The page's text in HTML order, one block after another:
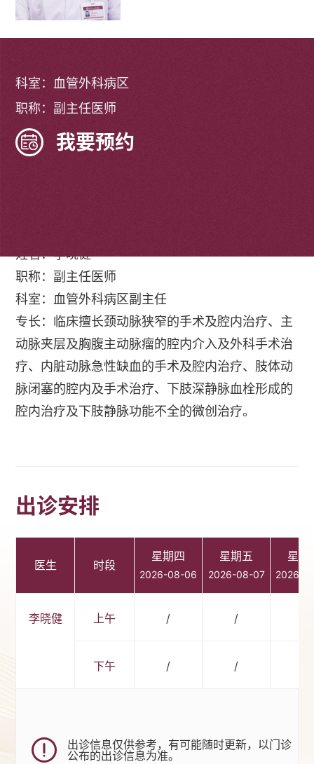
科室：血管外科病区
职称：副主任医师
我要预约
姓名：李晓健
职称：副主任医师
科室：血管外科病区副主任
专长：临床擅长颈动脉狭窄的手术及腔内治疗、主
动脉夹层及胸腹主动脉瘤的腔内介入及外科手术治
疗、内脏动脉急性缺血的手术及腔内治疗、肢体动
脉闭塞的腔内及手术治疗、下肢深静脉血栓形成的
腔内治疗及下肢静脉功能不全的微创治疗。
出诊安排
医生 时段
星期四
2026-08-06
星期五
2026-08-07
星期
2026-
李晓健 上午 / /
下午 / /
出诊信息仅供参考，有可能随时更新，以门诊
公布的出诊信息为准。